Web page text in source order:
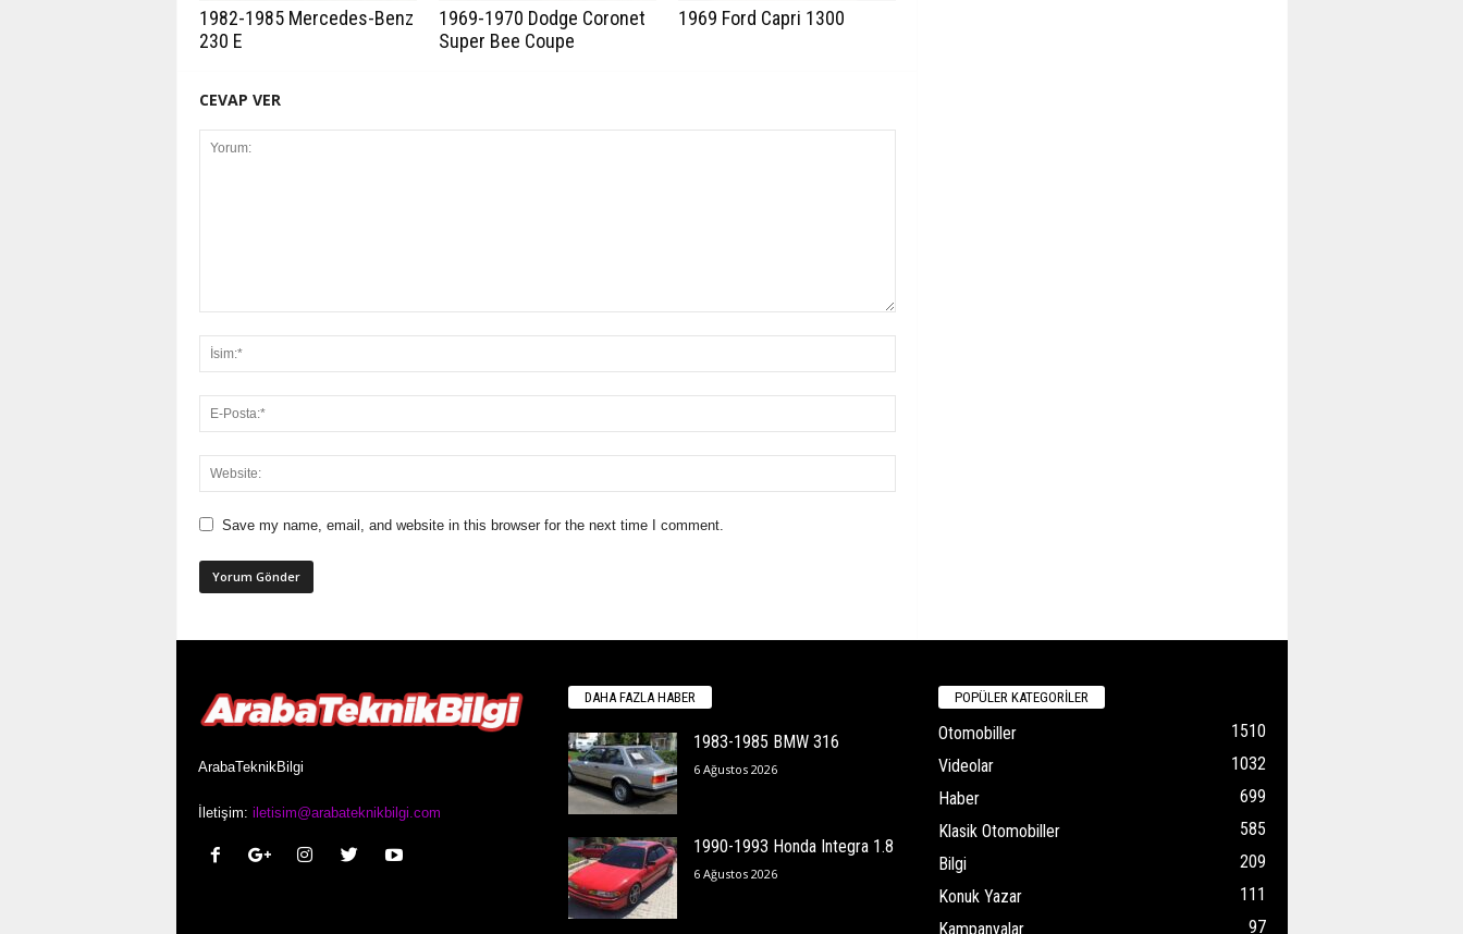
1982-1985 Mercedes-Benz
230 E
1969-1970 Dodge Coronet
Super Bee Coupe
1969 Ford Capri 1300
CEVAP VER
Save my name, email, and website in this browser for the next time I comment.
ArabaTeknikBilgi
İletişim: iletisim@arabateknikbilgi.com
DAHA FAZLA HABER
1983-1985 BMW 316
6 Ağustos 2026
1990-1993 Honda Integra 1.8
6 Ağustos 2026
POPÜLER KATEGORİLER
Otomobiller
1510
Videolar
1032
Haber
699
Klasik Otomobiller
585
Bilgi
209
Konuk Yazar
111
Kampanyalar
97